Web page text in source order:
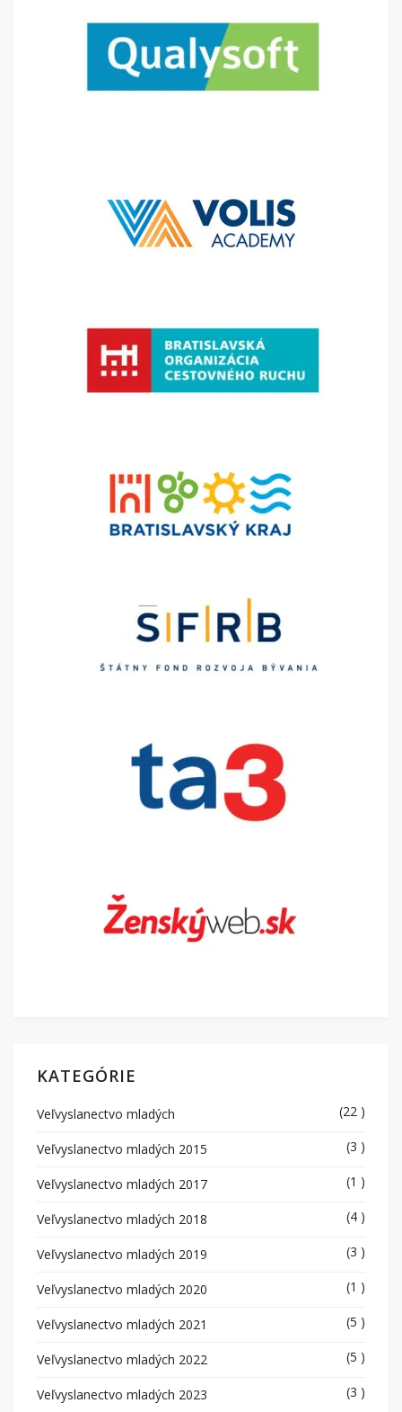
KATEGÓRIE
Veľvyslanectvo mladých (22 )
Veľvyslanectvo mladých 2015 (3 )
Veľvyslanectvo mladých 2017 (1 )
Veľvyslanectvo mladých 2018 (4 )
Veľvyslanectvo mladých 2019 (3 )
Veľvyslanectvo mladých 2020 (1 )
Veľvyslanectvo mladých 2021 (5 )
Veľvyslanectvo mladých 2022 (5 )
Veľvyslanectvo mladých 2023 (3 )